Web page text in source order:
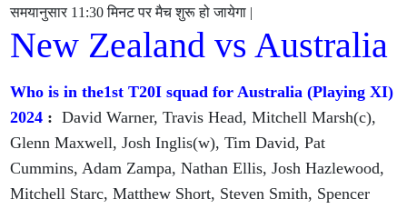
समयानुसार 11:30 मिनट पर मैच शुरू हो जायेगा |
New Zealand vs Australia
Who is in the1st T20I squad for Australia (Playing XI)
2024 : David Warner, Travis Head, Mitchell Marsh(c),
Glenn Maxwell, Josh Inglis(w), Tim David, Pat
Cummins, Adam Zampa, Nathan Ellis, Josh Hazlewood,
Mitchell Starc, Matthew Short, Steven Smith, Spencer